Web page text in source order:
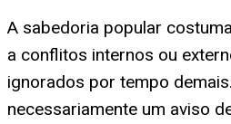
A sabedoria popular
a conflitos internos ou
ignorados por tempo
necessariamente um aviso